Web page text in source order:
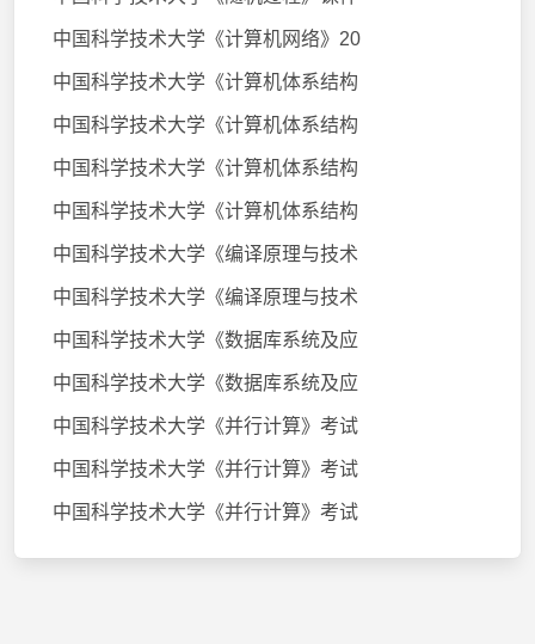
中国科学技术大学《计算机网络》20
中国科学技术大学《计算机体系结构
中国科学技术大学《计算机体系结构
中国科学技术大学《计算机体系结构
中国科学技术大学《计算机体系结构
中国科学技术大学《编译原理与技术
中国科学技术大学《编译原理与技术
中国科学技术大学《数据库系统及应
中国科学技术大学《数据库系统及应
中国科学技术大学《并行计算》考试
中国科学技术大学《并行计算》考试
中国科学技术大学《并行计算》考试